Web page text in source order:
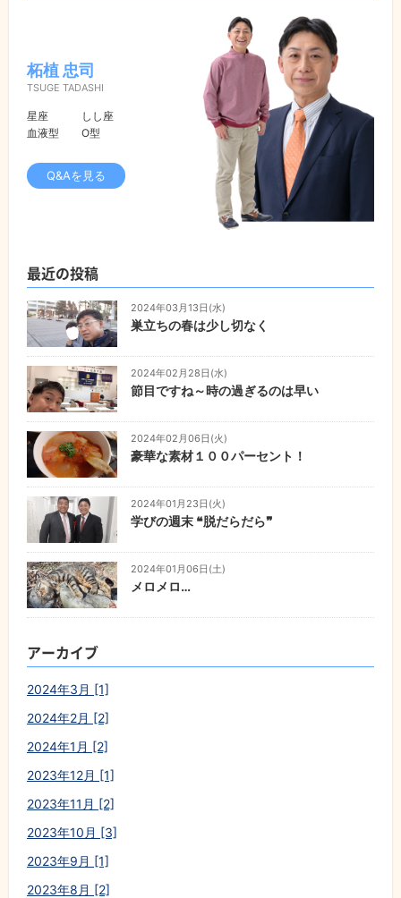
柘植 忠司
TSUGE TADASHI
星座
しし座
血液型
O型
Q&Aを見る
最近の投稿
2024年03月13日(水)
巣立ちの春は少し切なく
2024年02月28日(水)
節目ですね～時の過ぎるのは早い
2024年02月06日(火)
豪華な素材１００パーセント！
2024年01月23日(火)
学びの週末 ❝脱だらだら❞
2024年01月06日(土)
メロメロ…
アーカイブ
2024年3月 [1]
2024年2月 [2]
2024年1月 [2]
2023年12月 [1]
2023年11月 [2]
2023年10月 [3]
2023年9月 [1]
2023年8月 [2]